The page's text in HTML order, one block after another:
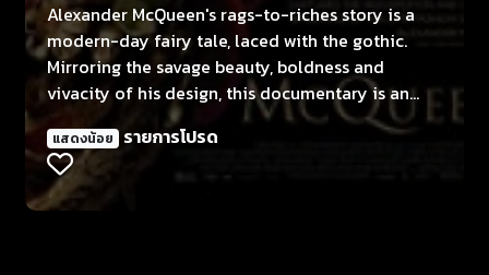
Alexander McQueen's rags-to-riches story is a
modern-day fairy tale, laced with the gothic.
Mirroring the savage beauty, boldness and
vivacity of his design, this documentary is an
intimate revelation of McQueen's own world,
both tortured and inspired, which celebrates a
radical and mesmerizing genius of profound
influence.
แสดงน้อย รายการโปรด